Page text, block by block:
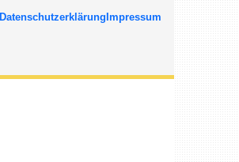
Datenschutzerklärung Impressum